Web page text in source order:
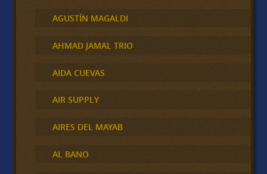
AGUSTÍN MAGALDI
AHMAD JAMAL TRIO
AIDA CUEVAS
AIR SUPPLY
AIRES DEL MAYAB
AL BANO